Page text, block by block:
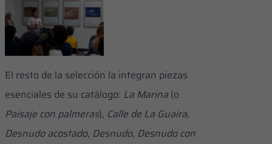
un maniquí
caracterizado como
el propio Reverón
El resto de la selección la integran piezas
esenciales de su catálogo: La Marina (o
Paisaje con palmeras), Calle de La Guaira,
Desnudo acostado, Desnudo, Desnudo con